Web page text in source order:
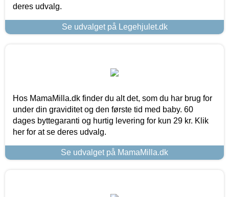
deres udvalg.
Se udvalget på Legehjulet.dk
Hos MamaMilla.dk finder du alt det, som du har brug for
under din graviditet og den første tid med baby. 60
dages byttegaranti og hurtig levering for kun 29 kr. Klik
her for at se deres udvalg.
Se udvalget på MamaMilla.dk